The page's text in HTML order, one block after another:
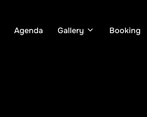
Agenda Gallery Booking